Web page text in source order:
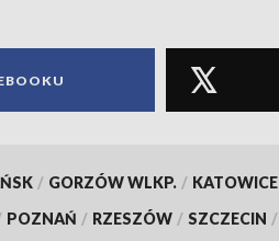
/ GORZÓW WLKP. / KATOWICE
POZNAŃ / RZESZÓW / SZCZECIN /